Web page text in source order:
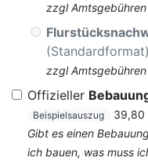
zzgl Amtsgebühren
(Standardformat)
zzgl Amtsgebühren
Offizieller
Beispielsauszug
39,80
Gibt es einen
ich bauen, was muss